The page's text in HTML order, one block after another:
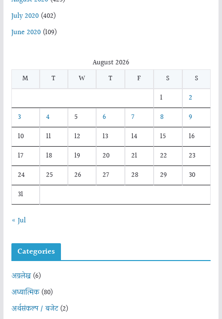
July 2020(402)
June 2020(109)
August 2026
M
T W T F S
S
1
2
3
4 5 6 7 8
9
10
11 12 13 14 15
16
17
18 19 20 21 22
23
24
25 26 27 28 29
30
31
« Jul
Categories
अग्रलेख(6)
अध्यात्मिक(80)
अर्थसंकल्प / बजेट(2)